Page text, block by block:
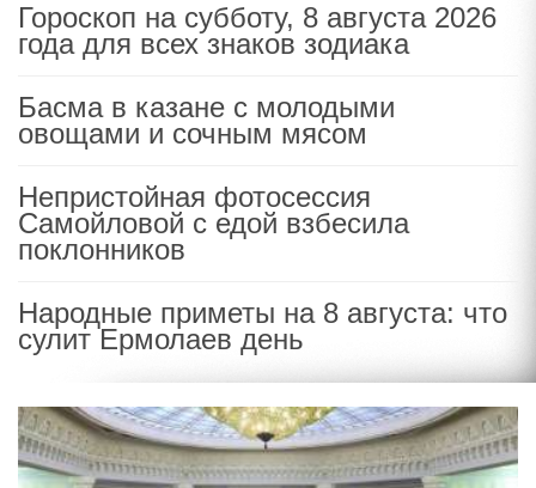
Гороскоп на субботу, 8 августа 2026
года для всех знаков зодиака
Басма в казане с молодыми
овощами и сочным мясом
Непристойная фотосессия
Самойловой с едой взбесила
поклонников
Народные приметы на 8 августа: что
сулит Ермолаев день